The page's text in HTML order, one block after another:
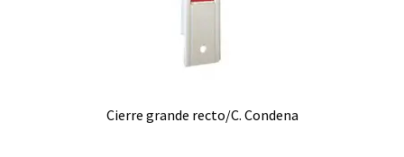
Cierre grande recto/C. Condena